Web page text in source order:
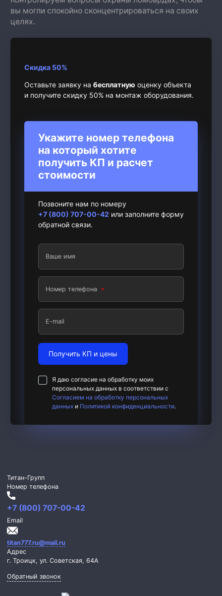
вы могли спокойно сконцентрироваться на своих
целях.
Скидка 50%
Оставьте заявку на бесплатную оценку объекта
и получите скидку 50% на монтаж оборудования.
Укажите номер телефона
на который хотите
получить КП и расчет
стоимости
Позвоните нам по номеру
+7 (800) 707-00-42 или заполните форму
обратной связи.
Ваше имя
Номер телефона
E-mail
Получить КП и цены
Я даю согласие на обработку моих
персональных данных в соответствии с
Согласием на обработку персональных
данных и Политикой конфиденциальности.
Титан-Групп
Номер телефона
+7 (800) 707-00-42
Email
titan777.ru@mail.ru
Адрес
г. Троицк, ул. Советская, 64А
Обратный звонок